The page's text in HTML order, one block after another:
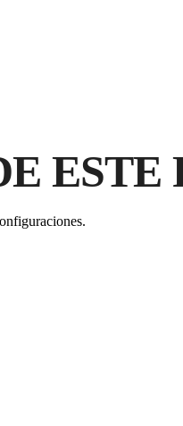
ESTE